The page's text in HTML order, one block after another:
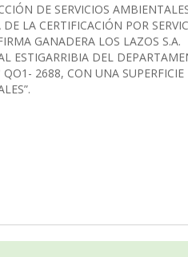
DE SERVICIOS
LA CERTIFICACIÓN POR
GANADERA LOS LAZOS S.A.
ESTIGARRIBIA DEL
2688, CON UNA SUPERFICIE